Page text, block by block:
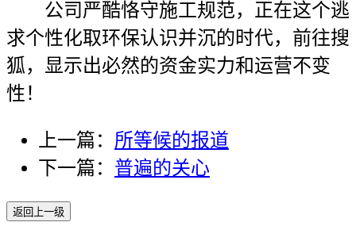
公司严酷恪守施工规范，正在这个逃
求个性化取环保认识并沉的时代，前往搜
狐，显示出必然的资金实力和运营不变
性！
上一篇： 所等候的报道
下一篇： 普遍的关心
返回上一级